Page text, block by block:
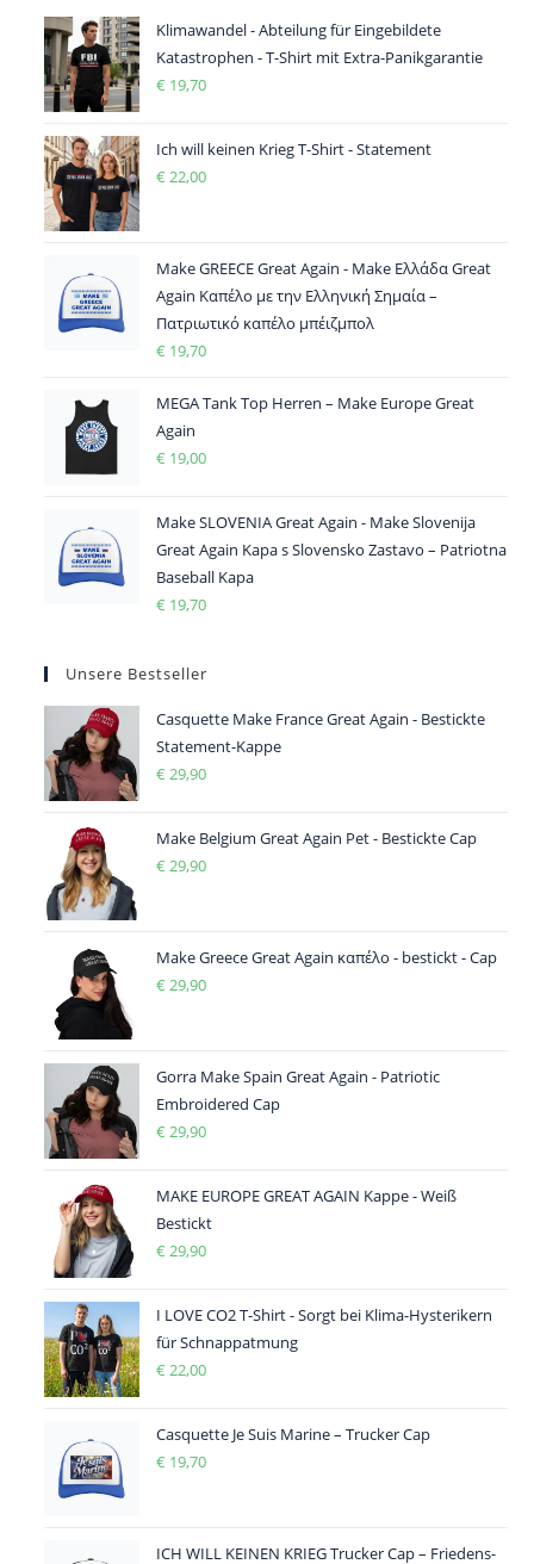
Klimawandel - Abteilung für Eingebildete
Katastrophen - T-Shirt mit Extra-Panikgarantie
€ 19,70
Ich will keinen Krieg T-Shirt - Statement
€ 22,00
Make GREECE Great Again - Make Ελλάδα Great
Again Καπέλο με την Ελληνική Σημαία –
Πατριωτικό καπέλο μπέιζμπολ
€ 19,70
MEGA Tank Top Herren – Make Europe Great
Again
€ 19,00
Make SLOVENIA Great Again - Make Slovenija
Great Again Kapa s Slovensko Zastavo – Patriotna
Baseball Kapa
€ 19,70
Unsere Bestseller
Casquette Make France Great Again - Bestickte
Statement-Kappe
€ 29,90
Make Belgium Great Again Pet - Bestickte Cap
€ 29,90
Make Greece Great Again καπέλο - bestickt - Cap
€ 29,90
Gorra Make Spain Great Again - Patriotic
Embroidered Cap
€ 29,90
MAKE EUROPE GREAT AGAIN Kappe - Weiß
Bestickt
€ 29,90
I LOVE CO2 T-Shirt - Sorgt bei Klima-Hysterikern
für Schnappatmung
€ 22,00
Casquette Je Suis Marine – Trucker Cap
€ 19,70
ICH WILL KEINEN KRIEG Trucker Cap – Friedens-